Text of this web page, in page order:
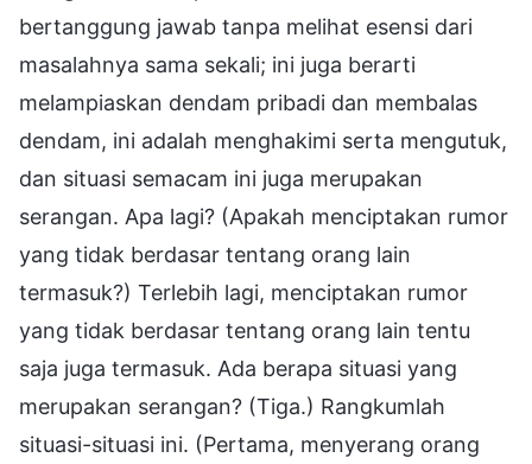
bertanggung jawab tanpa melihat esensi dari
masalahnya sama sekali; ini juga berarti
melampiaskan dendam pribadi dan membalas
dendam, ini adalah menghakimi serta mengutuk,
dan situasi semacam ini juga merupakan
serangan. Apa lagi? (Apakah menciptakan rumor
yang tidak berdasar tentang orang lain
termasuk?) Terlebih lagi, menciptakan rumor
yang tidak berdasar tentang orang lain tentu
saja juga termasuk. Ada berapa situasi yang
merupakan serangan? (Tiga.) Rangkumlah
situasi-situasi ini. (Pertama, menyerang orang